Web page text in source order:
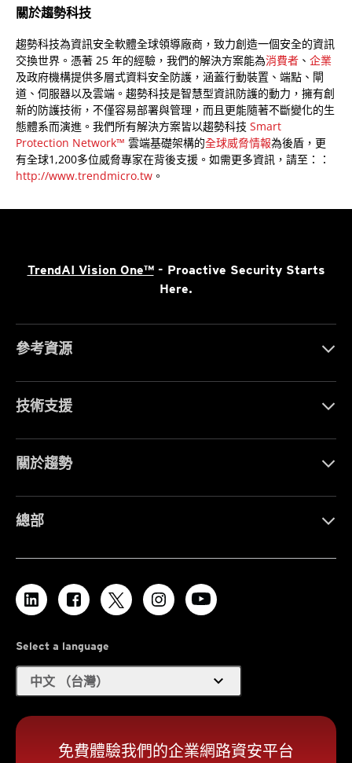
關於趨勢科技
趨勢科技為資訊安全軟體全球領導廠商，致力創造一個安全的資訊
交換世界。憑著 25 年的經驗，我們的解決方案能為消費者 、 企業
及政府機構提供多層式資料安全防護，涵蓋行動裝置、端點、閘
道、伺服器以及雲端。趨勢科技是智慧型資訊防護的動力，擁有創
新的防護技術，不僅容易部署與管理，而且更能隨著不斷變化的生
態體系而演進。我們所有解決方案皆以趨勢科技 Smart
Protection Network™ 雲端基礎架構的全球威脅情報為後盾，更
有全球1,200多位威脅專家在背後支援。如需更多資訊，請至：：
http://www.trendmicro.tw 。
TrendAI Vision One™- Proactive Security Starts
Here.
參考資源
技術支援
關於趨勢
總部
Select a language
中文 （台灣） expand_more
免費體驗我們的企業網路資安平台